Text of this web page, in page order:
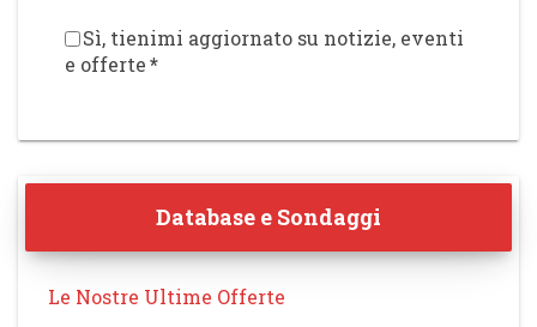
Sì, tienimi aggiornato su notizie, eventi
e offerte*
Database e Sondaggi
Le Nostre Ultime Offerte